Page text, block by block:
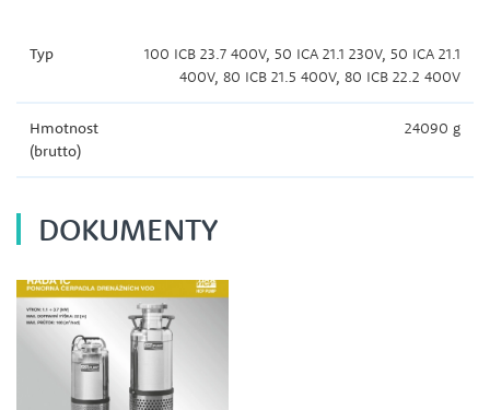
Typ
100 ICB 23.7 400V, 50 ICA 21.1 230V, 50 ICA 21.1
400V, 80 ICB 21.5 400V, 80 ICB 22.2 400V
Hmotnost
(brutto)
24090 g
DOKUMENTY